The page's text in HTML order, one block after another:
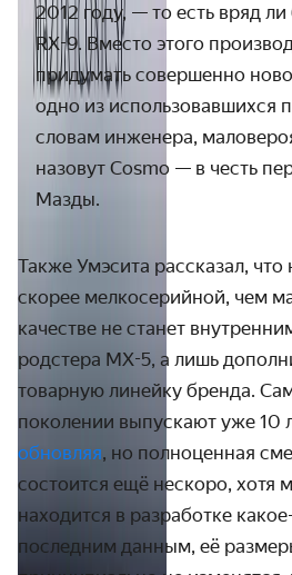
2012 году, — то есть вряд
RX-9. Вместо этого
придумать совершенно
одно из использовавшихся
словам инженера,
назовут Cosmo — в честь
Мазды.
Также Умэсита рассказал, что
скорее мелкосерийной, чем
качестве не станет
родстера MX-5, а лишь
товарную линейку бренда.
поколении выпускают уже 10
обновляя, но полноценная
состоится ещё нескоро, хотя
находится в разработке
последним данным, её